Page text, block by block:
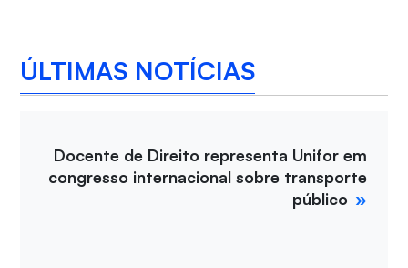
ÚLTIMAS NOTÍCIAS
Docente de Direito representa Unifor em
congresso internacional sobre transporte
público